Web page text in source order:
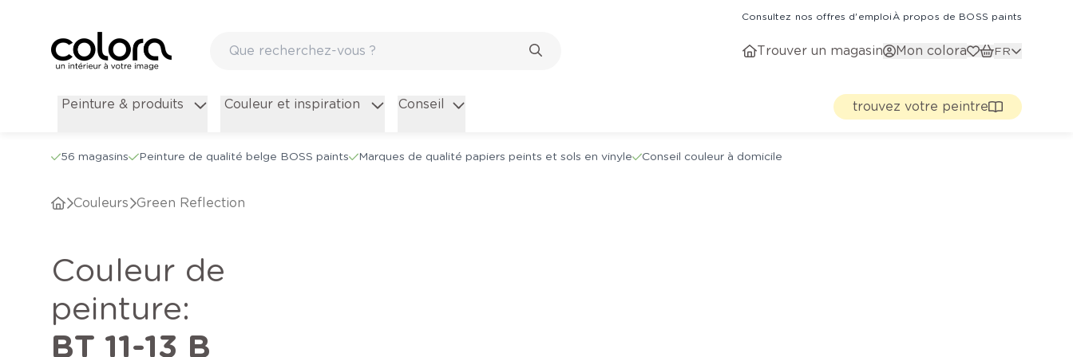
Consultez nos offres d'emploiÀ propos de BOSS paints
Trouver un magasin Mon colora FR
Peinture & produits Couleur et inspiration Conseil trouvez votre peintre
56 magasins Peinture de qualité belge BOSS paints Marques de qualité papiers peints et sols en vinyle Conseil couleur à domicile
Couleurs Green Reflection
Couleur de
peinture:
BT 11-13 B